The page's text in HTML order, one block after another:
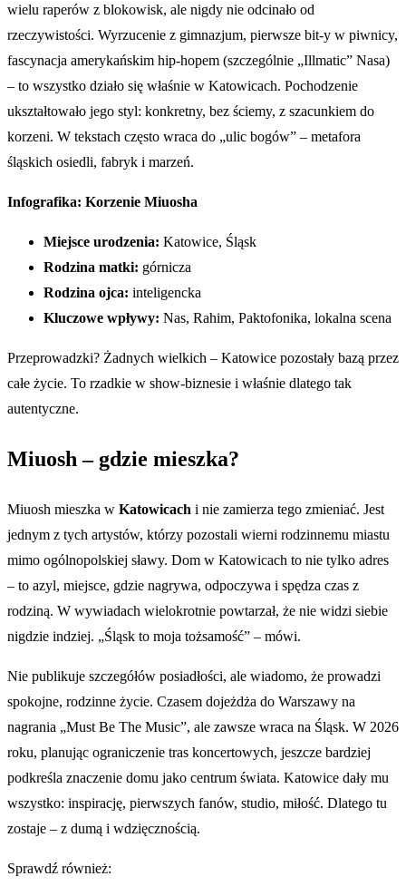
wielu raperów z blokowisk, ale nigdy nie odcinało od
rzeczywistości. Wyrzucenie z gimnazjum, pierwsze bit-y w piwnicy,
fascynacja amerykańskim hip-hopem (szczególnie „Illmatic” Nasa)
– to wszystko działo się właśnie w Katowicach. Pochodzenie
ukształtowało jego styl: konkretny, bez ściemy, z szacunkiem do
korzeni. W tekstach często wraca do „ulic bogów” – metafora
śląskich osiedli, fabryk i marzeń.
Infografika: Korzenie Miuosha
Miejsce urodzenia: Katowice, Śląsk
Rodzina matki: górnicza
Rodzina ojca: inteligencka
Kluczowe wpływy: Nas, Rahim, Paktofonika, lokalna scena
Przeprowadzki? Żadnych wielkich – Katowice pozostały bazą przez
całe życie. To rzadkie w show-biznesie i właśnie dlatego tak
autentyczne.
Miuosh – gdzie mieszka?
Miuosh mieszka w Katowicach i nie zamierza tego zmieniać. Jest
jednym z tych artystów, którzy pozostali wierni rodzinnemu miastu
mimo ogólnopolskiej sławy. Dom w Katowicach to nie tylko adres
– to azyl, miejsce, gdzie nagrywa, odpoczywa i spędza czas z
rodziną. W wywiadach wielokrotnie powtarzał, że nie widzi siebie
nigdzie indziej. „Śląsk to moja tożsamość” – mówi.
Nie publikuje szczegółów posiadłości, ale wiadomo, że prowadzi
spokojne, rodzinne życie. Czasem dojeżdża do Warszawy na
nagrania „Must Be The Music”, ale zawsze wraca na Śląsk. W 2026
roku, planując ograniczenie tras koncertowych, jeszcze bardziej
podkreśla znaczenie domu jako centrum świata. Katowice dały mu
wszystko: inspirację, pierwszych fanów, studio, miłość. Dlatego tu
zostaje – z dumą i wdzięcznością.
Sprawdź również: